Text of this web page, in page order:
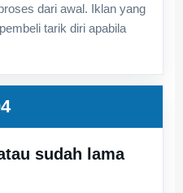
dari awal. Iklan yang
tarik diri apabila
sudah lama